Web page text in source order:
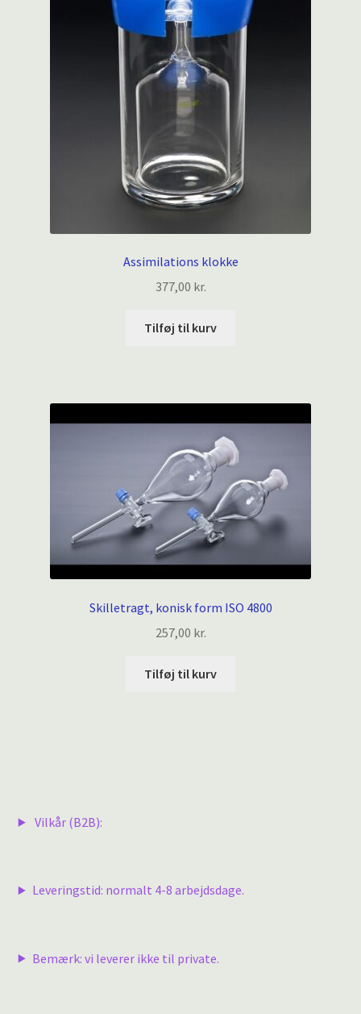
Assimilations klokke
377,00 kr.
Tilføj til kurv
Skilletragt, konisk form ISO 4800
257,00 kr.
Tilføj til kurv
Vilkår (B2B):
Leveringstid: normalt 4-8 arbejdsdage.
Bemærk: vi leverer ikke til private.